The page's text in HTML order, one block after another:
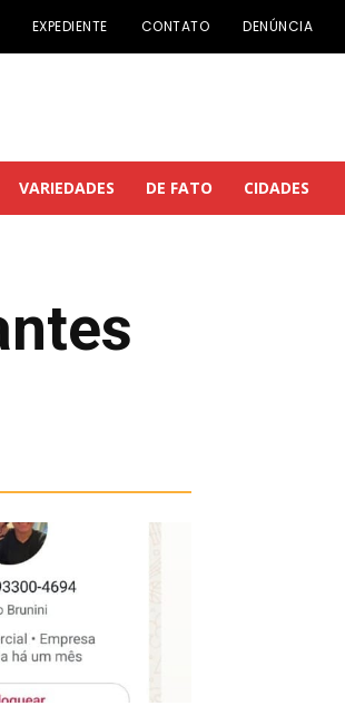
EXPEDIENTE CONTATO DENÚNCIA
VARIEDADES DE FATO CIDADES